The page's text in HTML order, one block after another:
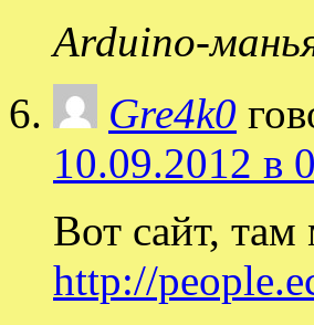
Arduino-
Gre4k0
10.09.2012 в
Вот сайт,
http://